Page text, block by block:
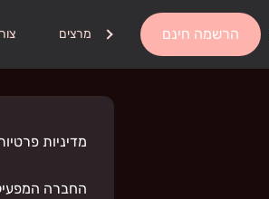
מרצים אודותהרשמה חינם
מדיניות
החברה